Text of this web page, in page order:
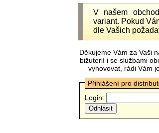
V našem
variant. Pokud
dle Vašich
Děkujeme Vám za Vaši
bižuterií i se službami
vyhovovat, rádi Vám
Přihlášení pro
Login: